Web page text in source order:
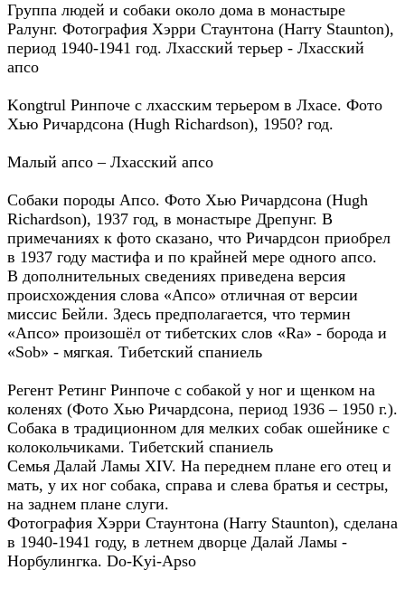
Группа людей и собаки около дома в монастыре
Ралунг. Фотография Хэрри Стаунтона (Harry Staunton),
период 1940-1941 год. Лхасский терьер - Лхасский
апсо
Kongtrul Ринпоче с лхасским терьером в Лхасе. Фото
Хью Ричардсона (Hugh Richardson), 1950? год.
Малый апсо – Лхасский апсо
Собаки породы Апсо. Фото Хью Ричардсона (Hugh
Richardson), 1937 год, в монастыре Дрепунг. В
примечаниях к фото сказано, что Ричардсон приобрел
в 1937 году мастифа и по крайней мере одного апсо.
В дополнительных сведениях приведена версия
происхождения слова «Апсо» отличная от версии
миссис Бейли. Здесь предполагается, что термин
«Апсо» произошёл от тибетских слов «Ra» - борода и
«Sob» - мягкая. Тибетский спаниель
Регент Ретинг Ринпоче с собакой у ног и щенком на
коленях (Фото Хью Ричардсона, период 1936 – 1950 г.).
Собака в традиционном для мелких собак ошейнике с
колокольчиками. Тибетский спаниель
Семья Далай Ламы XIV. На переднем плане его отец и
мать, у их ног собака, справа и слева братья и сестры,
на заднем плане слуги.
Фотография Хэрри Стаунтона (Harry Staunton), сделана
в 1940-1941 году, в летнем дворце Далай Ламы -
Норбулингка. Do-Kyi-Apso